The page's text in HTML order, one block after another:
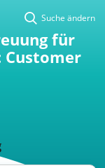
Suche ändern
für
Customer